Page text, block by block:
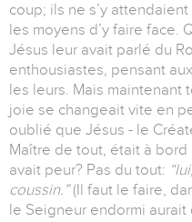
coup; ils ne s’y
les moyens d’y faire face.
Jésus leur avait parlé du
enthousiastes, pensant
les leurs. Mais
joie se changeait vite en
oublié que Jésus - le
Maître de tout, était à bord
avait peur? Pas du tout:
coussin.”(Il faut le faire,
le Seigneur endormi